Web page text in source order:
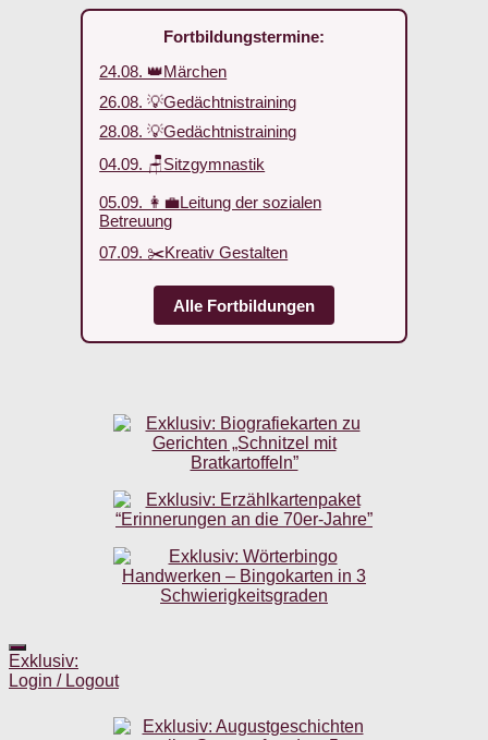
Fortbildungstermine:
24.08. 👑Märchen
26.08. 💡Gedächtnistraining
28.08. 💡Gedächtnistraining
04.09. 🪑Sitzgymnastik
05.09. 👩‍💼Leitung der sozialen
Betreuung
07.09. ✂️Kreativ Gestalten
Alle Fortbildungen
Exklusiv:
Login / Logout